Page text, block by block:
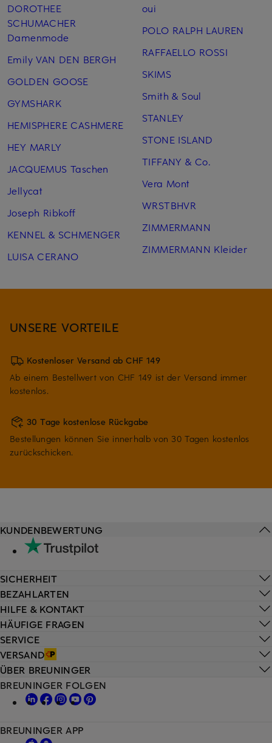
DOROTHEE
SCHUMACHER
Damenmode
Emily VAN DEN BERGH
GOLDEN GOOSE
GYMSHARK
HEMISPHERE CASHMERE
HEY MARLY
JACQUEMUS Taschen
Jellycat
Joseph Ribkoff
KENNEL & SCHMENGER
LUISA CERANO
oui
POLO RALPH LAUREN
RAFFAELLO ROSSI
SKIMS
Smith & Soul
STANLEY
STONE ISLAND
TIFFANY & Co.
Vera Mont
WRSTBHVR
ZIMMERMANN
ZIMMERMANN Kleider
UNSERE VORTEILE
Kostenloser Versand ab CHF 149
Ab einem Bestellwert von CHF 149 ist der Versand immer
kostenlos.
30 Tage kostenlose Rückgabe
Bestellungen können Sie innerhalb von 30 Tagen kostenlos
zurückschicken.
HILFE & KONTAKT
HÄUFIGE FRAGEN
SERVICE
VERSAND
KUNDENBEWERTUNG
SICHERHEIT
BEZAHLARTEN
ÜBER BREUNINGER
BREUNINGER FOLGEN
BREUNINGER APP